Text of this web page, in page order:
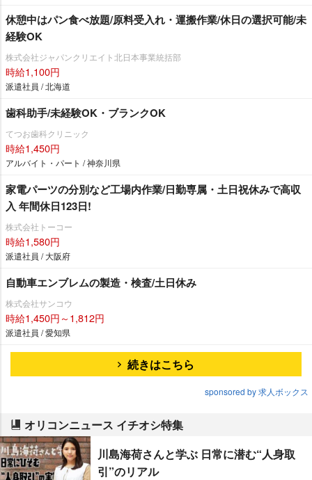
休憩中はパン食べ放題/原料受入れ・運搬作業/休日の選択可能/未
経験OK
株式会社ジャパンクリエイト北日本事業統括部
時給1,100円
派遣社員 / 北海道
歯科助手/未経験OK・ブランクOK
てつお歯科クリニック
時給1,450円
アルバイト・パート / 神奈川県
家電パーツの分別など工場内作業/日勤専属・土日祝休みで高収
入 年間休日123日!
株式会社トーコー
時給1,580円
派遣社員 / 大阪府
自動車エンブレムの製造・検査/土日休み
株式会社サンコウ
時給1,450円～1,812円
派遣社員 / 愛知県
続きはこちら
sponsored by 求人ボックス
オリコンニュース イチオシ特集
川島海荷さんと学ぶ 日常に潜む“人身取
引”のリアル